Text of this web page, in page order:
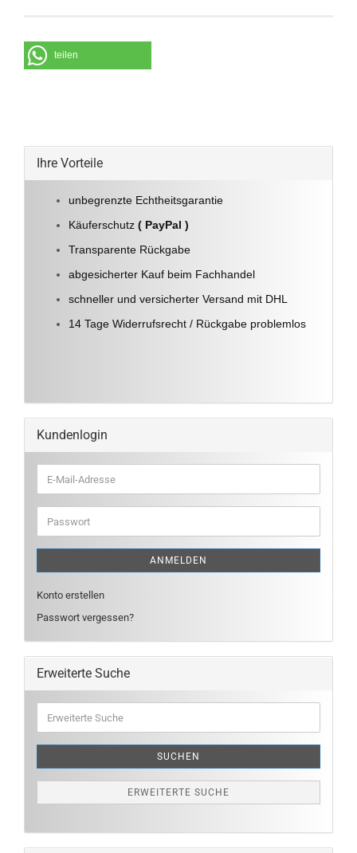
teilen
Ihre Vorteile
unbegrenzte Echtheitsgarantie
Käuferschutz ( PayPal )
Transparente Rückgabe
abgesicherter Kauf beim Fachhandel
schneller und versicherter Versand mit DHL
14 Tage Widerrufsrecht / Rückgabe problemlos
Kundenlogin
E-
Mail-
Adresse
Passwort
ANMELDEN
Konto erstellen
Passwort vergessen?
Erweiterte Suche
Suche
SUCHEN
ERWEITERTE SUCHE